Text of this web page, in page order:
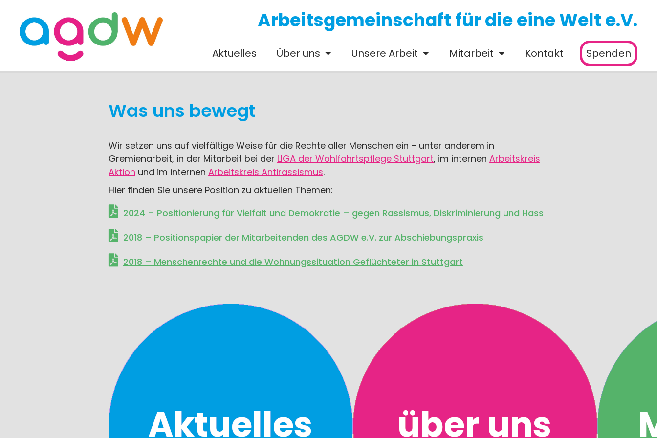
Arbeitsgemeinschaft für die eine Welt e.V.
Aktuelles Über uns Unsere Arbeit Mitarbeit Kontakt Spenden
Was uns bewegt
Wir setzen uns auf vielfältige Weise für die Rechte aller Menschen ein – unter anderem in
Gremienarbeit, in der Mitarbeit bei der LIGA der Wohlfahrtspflege Stuttgart, im internen Arbeitskreis
Aktion und im internen Arbeitskreis Antirassismus.
Hier finden Sie unsere Position zu aktuellen Themen:
2024 – Positionierung für Vielfalt und Demokratie – gegen Rassismus, Diskriminierung und Hass
2018 – Positionspapier der Mitarbeitenden des AGDW e.V. zur Abschiebungspraxis
2018 – Menschenrechte und die Wohnungssituation Geflüchteter in Stuttgart